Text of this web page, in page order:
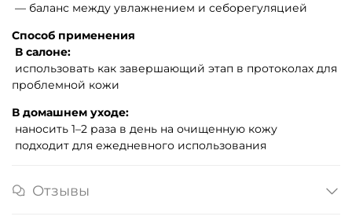
— баланс между увлажнением и себорегуляцией
Способ применения
В салоне:
использовать как завершающий этап в протоколах для
проблемной кожи
В домашнем уходе:
наносить 1–2 раза в день на очищенную кожу
подходит для ежедневного использования
Отзывы